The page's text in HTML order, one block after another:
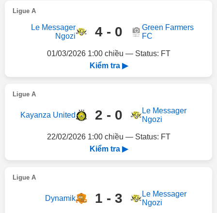
Ligue A
Le Messager
Ngozi
4 - 0
Green Farmers
FC
01/03/2026 1:00 chiều — Status: FT
Kiểm tra ▶
Ligue A
Kayanza United 2 - 0
Le Messager
Ngozi
22/02/2026 1:00 chiều — Status: FT
Kiểm tra ▶
Ligue A
Dynamik 1 - 3
Le Messager
Ngozi